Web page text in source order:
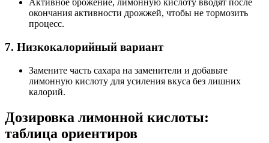
Активное брожение, лимонную кислоту вводят после
окончания активности дрожжей, чтобы не тормозить
процесс.
7. Низкокалорийный вариант
Замените часть сахара на заменители и добавьте
лимонную кислоту для усиления вкуса без лишних
калорий.
Дозировка лимонной кислоты:
таблица ориентиров